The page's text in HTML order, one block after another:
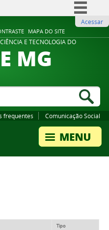
MAPA DO SITE
Comunica BR
Participe
Legislação
Acessar
E TECNOLOGIA DO
MG
frequentes Comunicação Social
Tipo